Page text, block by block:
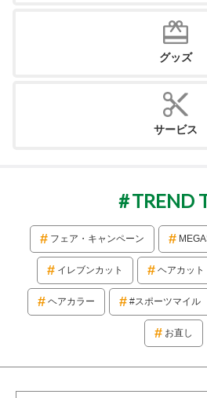
グッズ
サービス
TREND
フェア・キャンペーン
イレブンカット ヘアカット
ヘアカラー #スポーツマイル
お直し